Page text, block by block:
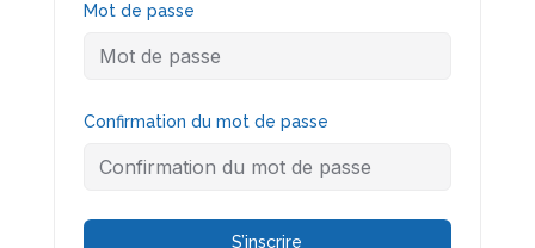
Mot de passe
Confirmation du mot de passe
S’inscrire